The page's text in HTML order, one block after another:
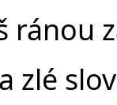
ránou
zlé